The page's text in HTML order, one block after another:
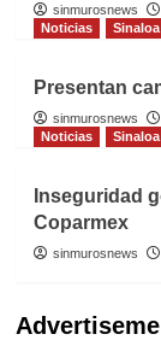
sinmurosnews
Noticias
Sinaloa
Presentan
sinmurosnews
Noticias
Sinaloa
Inseguridad
Coparmex
sinmurosnews